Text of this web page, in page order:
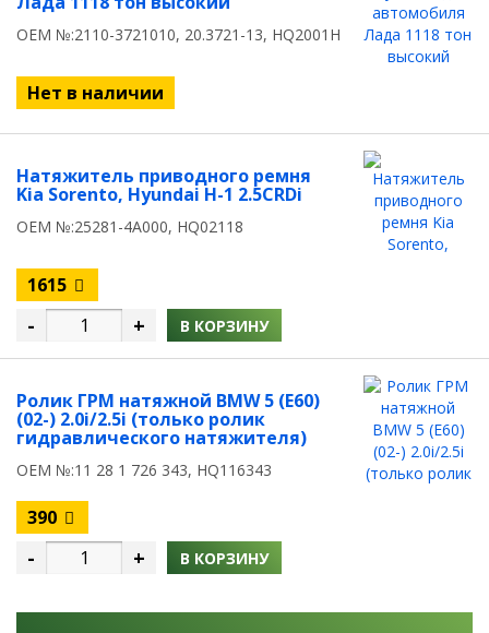
OEM №:2110-3721010, 20.3721-13, HQ2001H
Нет в наличии
Натяжитель приводного ремня
Kia Sorento, Hyundai H-1 2.5CRDi
OEM №:25281-4A000, HQ02118
1615
- + В КОРЗИНУ
Ролик ГРМ натяжной BMW 5 (E60)
(02-) 2.0i/2.5i (только ролик
гидравлического натяжителя)
OEM №:11 28 1 726 343, HQ116343
390
- + В КОРЗИНУ